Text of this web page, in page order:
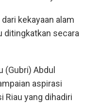
kekayaan alam
ditingkatkan secara
(Gubri) Abdul
aspirasi
Riau yang dihadiri